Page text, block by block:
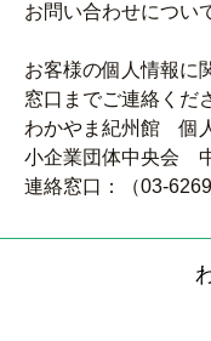
お問い合わせについ
お客様の個人情報に
窓口までご連絡くだ
わかやま紀州館 個
小企業団体中央会
連絡窓口：（03-